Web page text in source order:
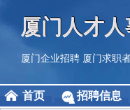
厦门人才人
厦门企业招聘 厦门求职
首页 招聘信息